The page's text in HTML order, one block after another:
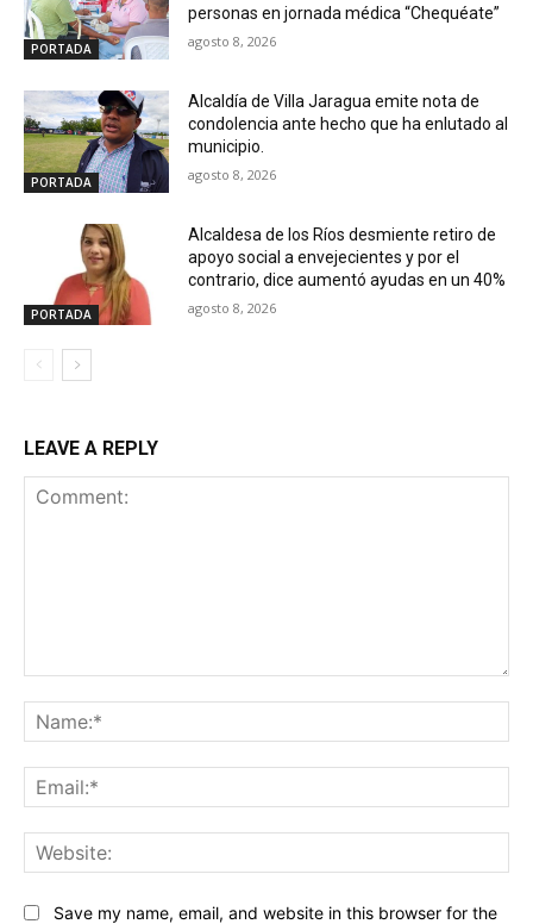
PORTADA
personas en jornada médica “Chequéate”
agosto 8, 2026
PORTADA
Alcaldía de Villa Jaragua emite nota de
condolencia ante hecho que ha enlutado al
municipio.
agosto 8, 2026
PORTADA
Alcaldesa de los Ríos desmiente retiro de
apoyo social a envejecientes y por el
contrario, dice aumentó ayudas en un 40%
agosto 8, 2026
LEAVE A REPLY
Save my name, email, and website in this browser for the